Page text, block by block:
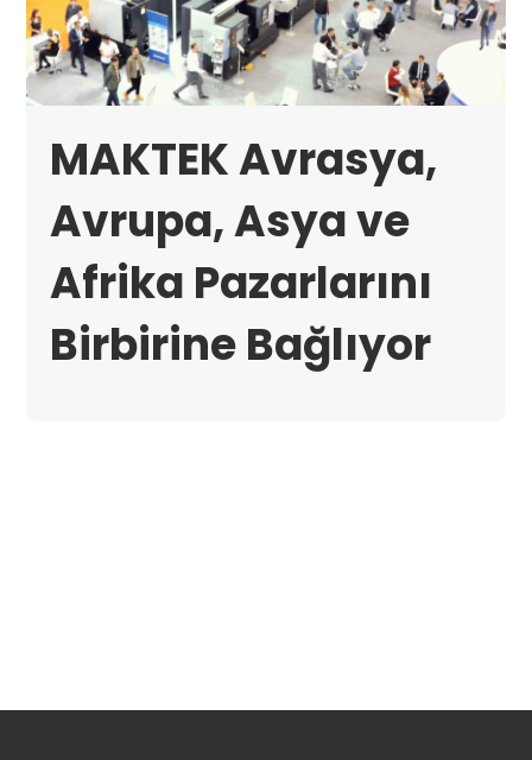
MAKTEK Avrasya,
Avrupa, Asya ve
Afrika Pazarlarını
Birbirine Bağlıyor